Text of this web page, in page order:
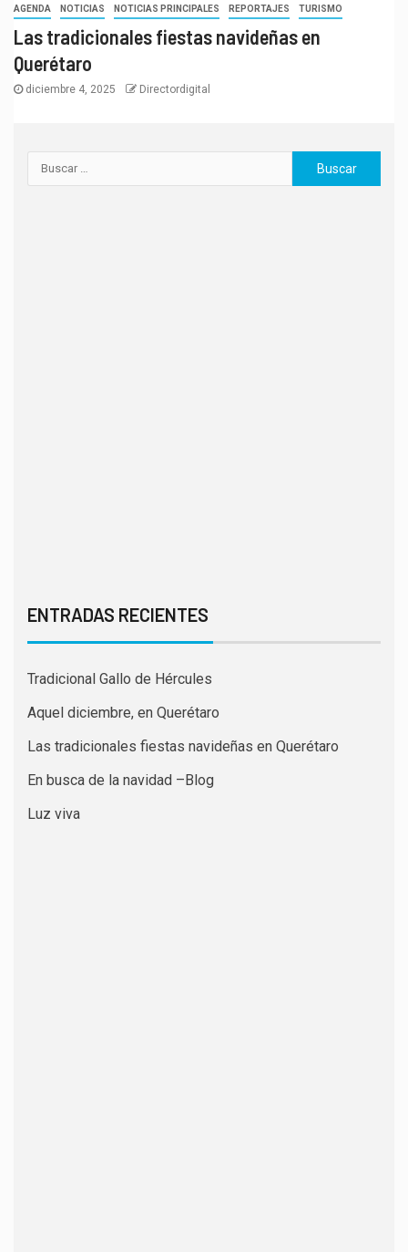
AGENDA NOTICIAS NOTICIAS PRINCIPALES REPORTAJES TURISMO
Las tradicionales fiestas navideñas en
Querétaro
diciembre 4, 2025 Directordigital
ENTRADAS RECIENTES
Tradicional Gallo de Hércules
Aquel diciembre, en Querétaro
Las tradicionales fiestas navideñas en Querétaro
En busca de la navidad –Blog
Luz viva